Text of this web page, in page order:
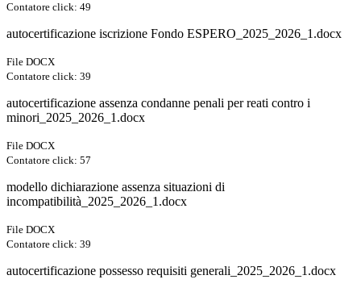
Contatore click: 49
autocertificazione iscrizione Fondo ESPERO_2025_2026_1.docx
File DOCX
Contatore click: 39
autocertificazione assenza condanne penali per reati contro i
minori_2025_2026_1.docx
File DOCX
Contatore click: 57
modello dichiarazione assenza situazioni di
incompatibilità_2025_2026_1.docx
File DOCX
Contatore click: 39
autocertificazione possesso requisiti generali_2025_2026_1.docx